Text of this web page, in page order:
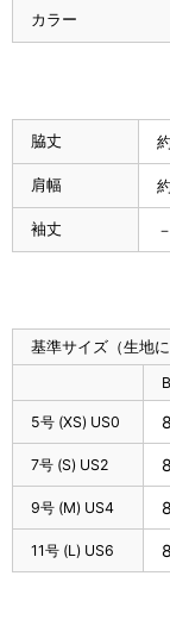
カラー
脇丈
肩幅
袖丈 －
基準サイズ（生地
B
5号 (XS) US0
7号 (S) US2
9号 (M) US4
11号 (L) US6